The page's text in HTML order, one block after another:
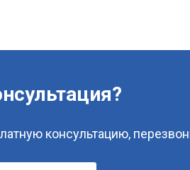
консультацию,